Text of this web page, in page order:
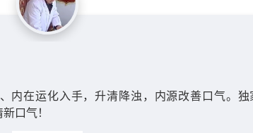
内在运化入手，升清降浊，内源改善口气。独
口气！